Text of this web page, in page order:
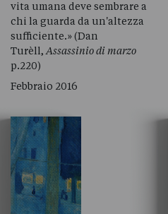
vita umana deve sembrare a
chi la guarda da un'altezza
sufficiente.» (Dan
Turèll, Assassinio di marzo
p.220)
Febbraio 2016